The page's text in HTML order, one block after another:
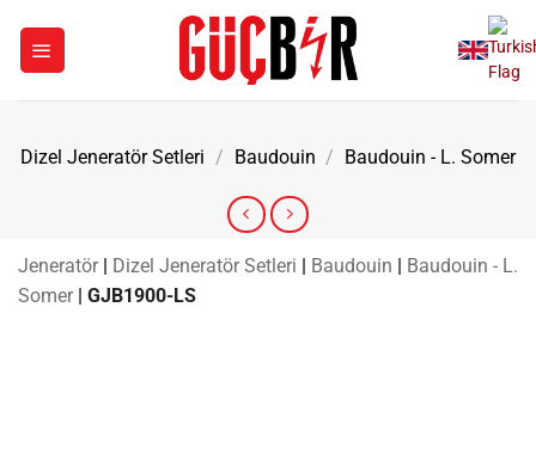
Dizel Jeneratör Setleri / Baudouin / Baudouin - L. Somer
Jeneratör | Dizel Jeneratör Setleri | Baudouin | Baudouin - L.
Somer | GJB1900-LS